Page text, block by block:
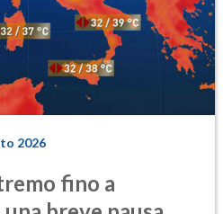
2026
fino a